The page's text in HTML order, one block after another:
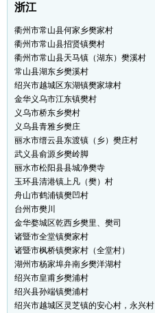
浙江
衢州市常山县何家乡樊家村
衢州市常山县招贤镇樊村
衢州市常山县天马镇（湖东）樊溪村
常山县湖东乡樊溪村
绍兴市越城区东湖镇樊家埭村
金华义乌市江东镇樊村
义乌市桥东乡樊村
义乌县青雅乡樊庄
丽水市缙云县东渡镇（乡）樊庄村
武义县俞源乡樊岭脚
丽水市松阳县县城净樊寺
玉环县清港镇上凡（樊）村
舟山市鹤浦镇樊凹村
台州市樊川
金华婺城区乾西乡樊里、樊司
诸暨市全堂镇樊家村
诸暨市枫桥镇樊家村（全堂村）
湖州市杨家埠弁南乡樊洋湖村
绍兴市皇甫乡樊浦村
绍兴县孙端镇樊浦村
绍兴市越城区灵芝镇的安心村，永兴村